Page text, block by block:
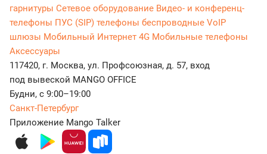
гарнитуры Сетевое оборудование Видео- и конференц-
телефоны ПУС (SIP) телефоны беспроводные VoIP
шлюзы Мобильный Интернет 4G Мобильные телефоны
Аксессуары
117420, г. Москва, ул. Профсоюзная, д. 57, вход
под вывеской MANGO OFFICE
Будни, с 9:00–19:00
Санкт-Петербург
Приложение Mango Talker